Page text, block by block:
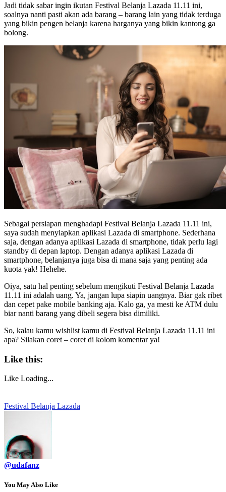
Jadi tidak sabar ingin ikutan Festival Belanja Lazada 11.11 ini,
soalnya nanti pasti akan ada barang – barang lain yang tidak terduga
yang bikin pengen belanja karena harganya yang bikin kantong ga
bolong.
Sebagai persiapan menghadapi Festival Belanja Lazada 11.11 ini,
saya sudah menyiapkan aplikasi Lazada di smartphone. Sederhana
saja, dengan adanya aplikasi Lazada di smartphone, tidak perlu lagi
standby di depan laptop. Dengan adanya aplikasi Lazada di
smartphone, belanjanya juga bisa di mana saja yang penting ada
kuota yak! Hehehe.
Oiya, satu hal penting sebelum mengikuti Festival Belanja Lazada
11.11 ini adalah uang. Ya, jangan lupa siapin uangnya. Biar gak ribet
dan cepet pake mobile banking aja. Kalo ga, ya mesti ke ATM dulu
biar nanti barang yang dibeli segera bisa dimiliki.
So, kalau kamu wishlist kamu di Festival Belanja Lazada 11.11 ini
apa? Silakan coret – coret di kolom komentar ya!
Like this:
Like Loading...
Festival Belanja Lazada
@udafanz
You May Also Like